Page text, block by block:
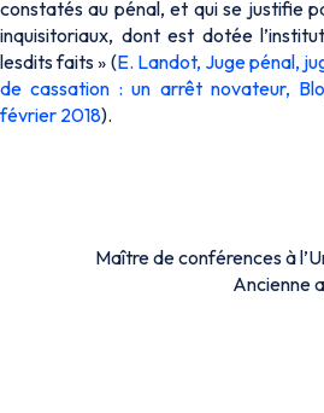
constatés au pénal, et qui se justifie
inquisitoriaux, dont est dotée
lesdits faits» (E. Landot, Juge pénal,
de cassation : un arrêt novateur,
février 2018).
Maître de conférences à
Ancienne